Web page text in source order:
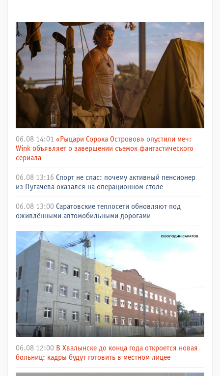
06.08 14:01 «Рыцари Сорока Островов» опустили меч:
Wink объявляет о завершении съемок фантастического
сериала
06.08 13:16 Спорт не спас: почему активный пенсионер
из Пугачева оказался на операционном столе
06.08 13:00 Саратовские теплосети обновляют под
оживлёнными автомобильными дорогами
06.08 12:00 В Хвалынске до конца года откроется новая
больниц: кадры будут готовить в местном лицее